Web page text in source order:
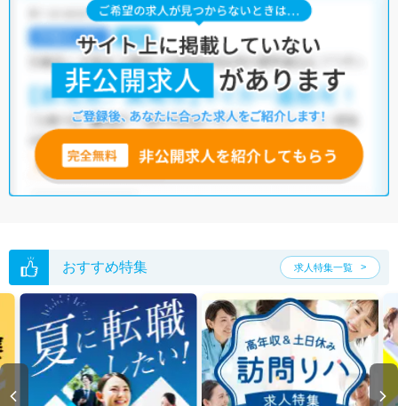
おすすめ特集 求人特集一覧